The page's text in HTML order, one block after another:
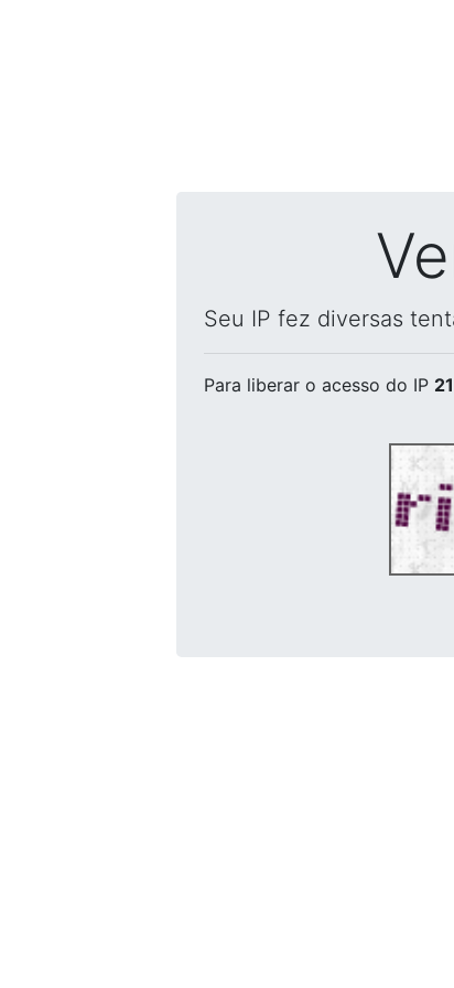
Seu IP fez diversas
Para liberar o acesso do IP